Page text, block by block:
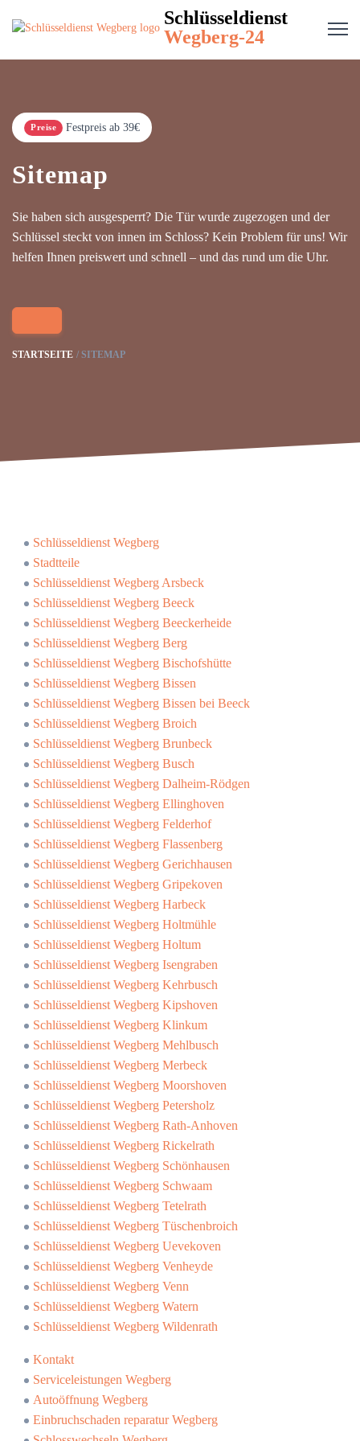
Schlüsseldienst
Wegberg-24
Preise Festpreis ab 39€
Sitemap
Sie haben sich ausgesperrt? Die Tür wurde zugezogen und der
Schlüssel steckt von innen im Schloss? Kein Problem für uns! Wir
helfen Ihnen preiswert und schnell – und das rund um die Uhr.
STARTSEITE SITEMAP
Schlüsseldienst Wegberg
Stadtteile
Schlüsseldienst Wegberg Arsbeck
Schlüsseldienst Wegberg Beeck
Schlüsseldienst Wegberg Beeckerheide
Schlüsseldienst Wegberg Berg
Schlüsseldienst Wegberg Bischofshütte
Schlüsseldienst Wegberg Bissen
Schlüsseldienst Wegberg Bissen bei Beeck
Schlüsseldienst Wegberg Broich
Schlüsseldienst Wegberg Brunbeck
Schlüsseldienst Wegberg Busch
Schlüsseldienst Wegberg Dalheim-Rödgen
Schlüsseldienst Wegberg Ellinghoven
Schlüsseldienst Wegberg Felderhof
Schlüsseldienst Wegberg Flassenberg
Schlüsseldienst Wegberg Gerichhausen
Schlüsseldienst Wegberg Gripekoven
Schlüsseldienst Wegberg Harbeck
Schlüsseldienst Wegberg Holtmühle
Schlüsseldienst Wegberg Holtum
Schlüsseldienst Wegberg Isengraben
Schlüsseldienst Wegberg Kehrbusch
Schlüsseldienst Wegberg Kipshoven
Schlüsseldienst Wegberg Klinkum
Schlüsseldienst Wegberg Mehlbusch
Schlüsseldienst Wegberg Merbeck
Schlüsseldienst Wegberg Moorshoven
Schlüsseldienst Wegberg Petersholz
Schlüsseldienst Wegberg Rath-Anhoven
Schlüsseldienst Wegberg Rickelrath
Schlüsseldienst Wegberg Schönhausen
Schlüsseldienst Wegberg Schwaam
Schlüsseldienst Wegberg Tetelrath
Schlüsseldienst Wegberg Tüschenbroich
Schlüsseldienst Wegberg Uevekoven
Schlüsseldienst Wegberg Venheyde
Schlüsseldienst Wegberg Venn
Schlüsseldienst Wegberg Watern
Schlüsseldienst Wegberg Wildenrath
Kontakt
Serviceleistungen Wegberg
Autoöffnung Wegberg
Einbruchschaden reparatur Wegberg